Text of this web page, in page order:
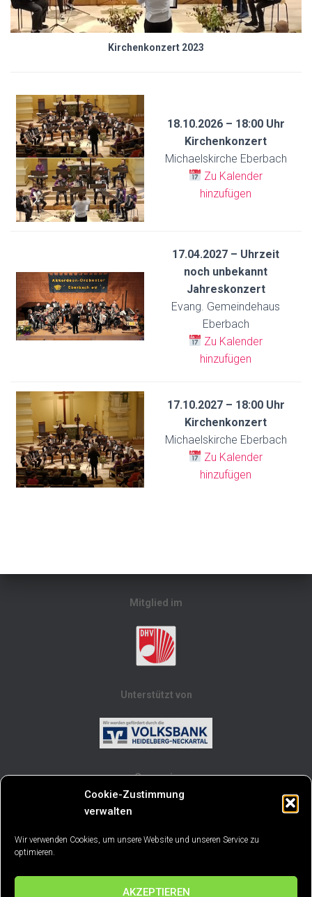
Cookie-Zustimmung
verwalten
Wir verwenden Cookies, um unsere Website und unseren Service zu
optimieren.
AKZEPTIEREN
Kirchenkonzert 2023
18.10.2026 – 18:00 Uhr
Kirchenkonzert
Michaelskirche Eberbach
Zu Kalender
hinzufügen
17.04.2027 – Uhrzeit
noch unbekannt
Jahreskonzert
Evang. Gemeindehaus
Eberbach
Zu Kalender
hinzufügen
17.10.2027 – 18:00 Uhr
Kirchenkonzert
Michaelskirche Eberbach
Zu Kalender
hinzufügen
Mitglied im
Unterstützt von
Gruppe in